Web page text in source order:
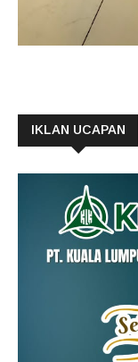
IKLAN UCAPAN